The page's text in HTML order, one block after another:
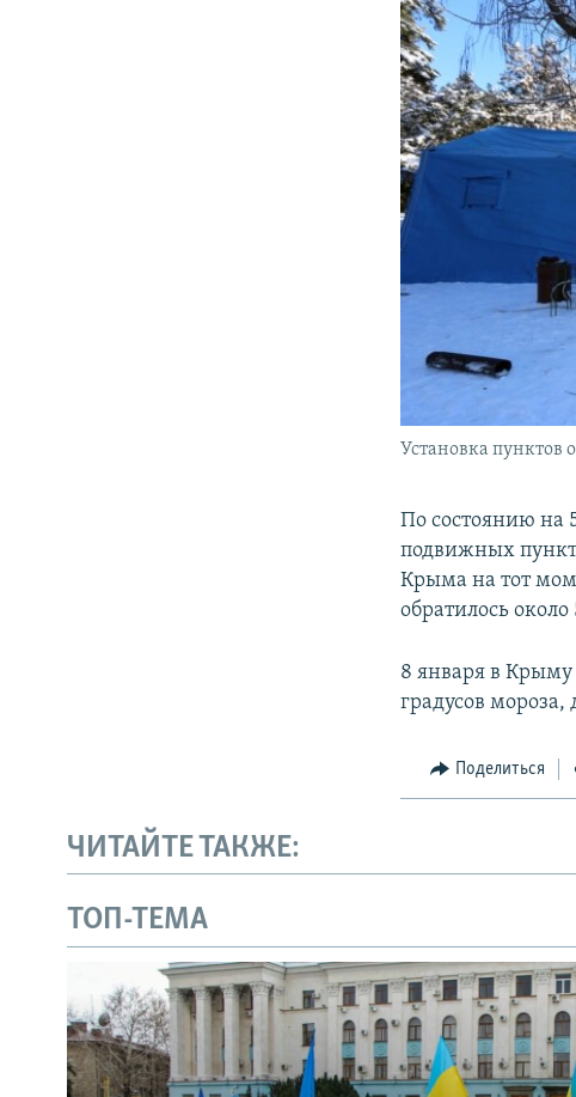
Установка пунктов
По состоянию на
подвижных
Крыма на тот
обратилось
8 января в Крыму
градусов
Поделиться
ЧИТАЙТЕ ТАКЖЕ:
ТОП-ТЕМА